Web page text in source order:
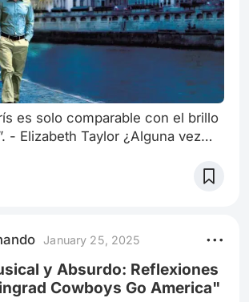
es solo comparable con el brillo
- Elizabeth Taylor ¿Alguna vez
más poética, más artística?
como una fantasía, sino como
la nostalgia, el arte y la vida.
vi hace un tiempo,
January 25, 2025
y Absurdo: Reflexiones
Cowboys Go America"